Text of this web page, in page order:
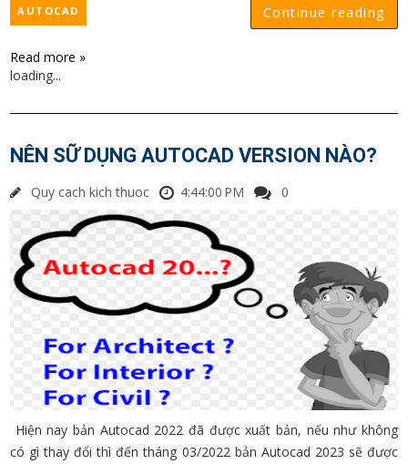
Continue reading
AUTOCAD
Read more »
loading...
NÊN SỮ DỤNG AUTOCAD VERSION NÀO?
Quy cach kich thuoc 4:44:00 PM 0
Hiện nay bản Autocad 2022 đã được xuất bản, nếu như không
có gì thay đổi thì đến tháng 03/2022 bản Autocad 2023 sẽ được